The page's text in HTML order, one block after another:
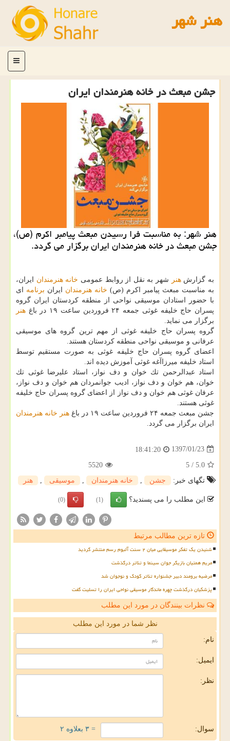
هنر شهر
منو
جشن مبعث در خانه هنرمندان ایران
هنر شهر: به مناسبت فرا رسیدن مبعث پیامبر اكرم (ص)،
جشن مبعث در خانه هنرمندان ایران برگزار می گردد.
به گزارشهنر شهر به نقل از روابط عمومی خانه هنرمندان ایران،
به مناسبت مبعث پیامبر اكرم (ص) خانه هنرمندان ایران برنامه ای
با حضور استادان موسیقی نواحی از منطقه كردستان ایران گروه
پسران حاج خلیفه غوثی جمعه ۲۴ فروردین ساعت ۱۹ در باغ
هنر
برگزار می نماید.
گروه پسران حاج خلیفه غوثی از مهم ترین گروه های موسیقی
عرفانی و موسیقی نواحی منطقه كردستان هستند.
اعضای گروه پسران حاج خلیفه غوثی به صورت مستقیم توسط
استاد خلیفه میرزاآغه غوثی آموزش دیده اند.
استاد عبدالرحمن تك خوان و دف نواز، استاد علیرضا غوثی تك
خوان، هم خوان و دف نواز، ادیب جوانمردان هم خوان و دف نواز،
عرفان غوثی هم خوان و دف نواز از اعضای گروه پسران حاج خلیفه
غوثی هستند.
جشن مبعث جمعه ۲۴ فروردین ساعت ۱۹ در باغ
هنر خانه هنرمندان
ایران برگزار می گردد.
1397/01/23
18:41:20
5.0
/
5
5520
تگهای خبر:
جشن خانه هنرمندان موسیقی هنر
این مطلب را می پسندید؟ (1)
(0)
تازه ترین مطالب مرتبط
شنیدن یک تفکر موسیقایی میان ۲ سنت آلبوم رسم منتشر گردید
مریم همتیان بازیگر جوان سینما و تئاتر درگذشت
مرضیه برومند دبیر جشنواره تئاتر کودک و نوجوان شد
پزشکیان درگذشت چهره ماندگار موسیقی نواحی ایران را تسلیت گفت
نظرات بینندگان در مورد این مطلب
نظر شما در مورد این مطلب
نام:
ایمیل:
نظر:
سوال: = ۳ بعلاوه ۲